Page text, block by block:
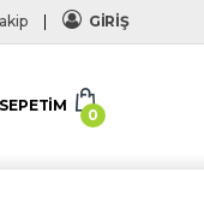
GİRİŞ
SEPETIM
0